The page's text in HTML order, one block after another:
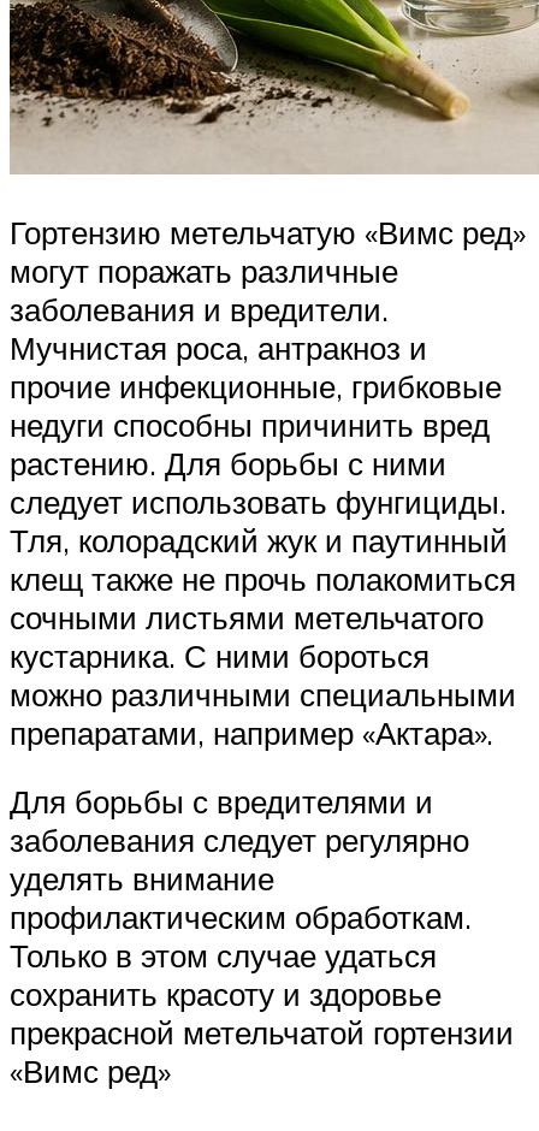
Гортензию метельчатую «Вимс ред»
могут поражать различные
заболевания и вредители.
Мучнистая роса, антракноз и
прочие инфекционные, грибковые
недуги способны причинить вред
растению. Для борьбы с ними
следует использовать фунгициды.
Тля, колорадский жук и паутинный
клещ также не прочь полакомиться
сочными листьями метельчатого
кустарника. С ними бороться
можно различными специальными
препаратами, например «Актара».
Для борьбы с вредителями и
заболевания следует регулярно
уделять внимание
профилактическим обработкам.
Только в этом случае удаться
сохранить красоту и здоровье
прекрасной метельчатой гортензии
«Вимс ред»